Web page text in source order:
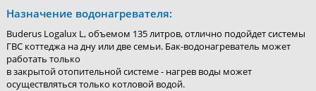
Назначение водонагревателя:
Buderus Logalux L, объемом 135 литров, отлично подойдет системы
ГВС коттеджа на дну или две семьи. Бак-водонагреватель может
работать только
в закрытой отопительной системе - нагрев воды может
осуществляться только котловой водой.